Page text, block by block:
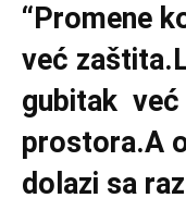
“Promene
već
gubitak već
prostora.A
dolazi sa